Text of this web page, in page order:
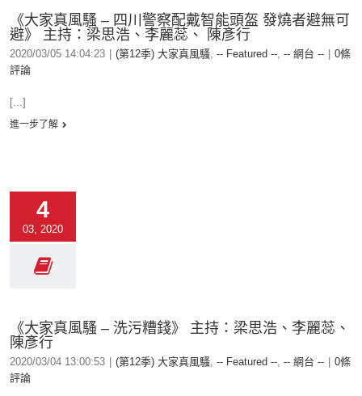
《大家真風騷 – 四川警察配戴智能頭盔 發燒者避無可
避》 主持：梁思浩、李麗蕊、 陳彥行
2020/03/05 14:04:23 (第12季) 大家真風騷, -- Featured --, -- 網台 --
0條
評論
[...]
進一步了解
4
03, 2020
《大家真風騷 – 洗污糟錢》 主持：梁思浩、李麗蕊、
陳彥行
2020/03/04 13:00:53 (第12季) 大家真風騷, -- Featured --, -- 網台 --
0條
評論